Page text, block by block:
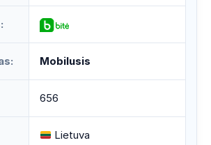
Mobilusis
656
Lietuva